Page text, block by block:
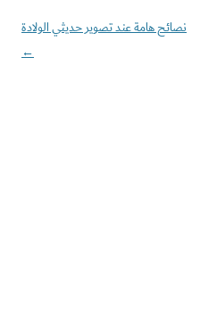
نصائح هامة عند تصوير حديثي الولادة
←